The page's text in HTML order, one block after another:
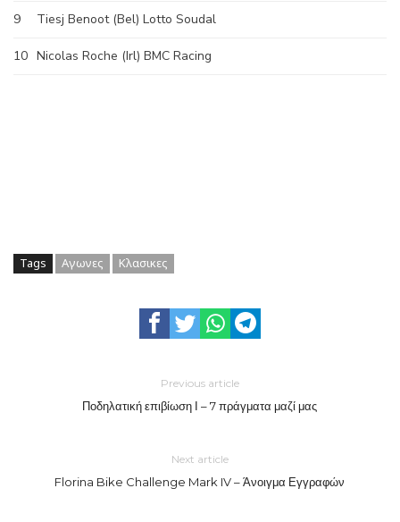
9 Tiesj Benoot (Bel) Lotto Soudal
10 Nicolas Roche (Irl) BMC Racing
Tags Αγωνες Κλασικες
Previous article
Ποδηλατική επιβίωση Ι – 7 πράγματα μαζί μας
Next article
Florina Bike Challenge Mark IV – Άνοιγμα Εγγραφών